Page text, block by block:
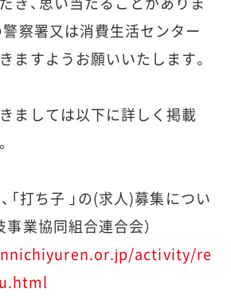
察署又は消費生活センター
ますようお願いいたします。
ましては以下に詳しく掲載
「打ち子 」の(求人)募集につい
業協同組合連合会）
activity/re